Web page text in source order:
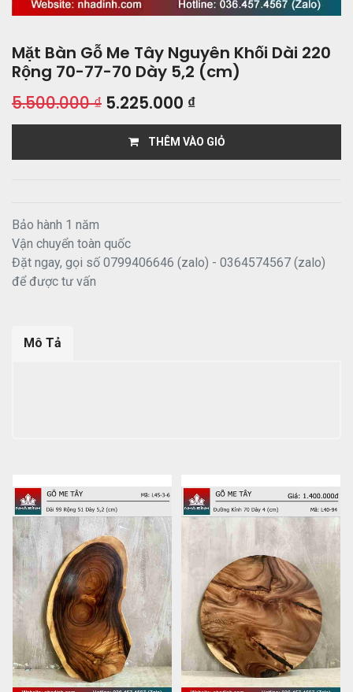
Mặt Bàn Gỗ Me Tây Nguyên Khối Dài 220
Rộng 70-77-70 Dày 5,2 (cm)
5.500.000₫ 5.225.000 ₫
THÊM VÀO GIỎ
Bảo hành 1 năm
Vận chuyển toàn quốc
Đặt ngay, gọi số 0799406646 (zalo) - 0364574567 (zalo)
để được tư vấn
Mô Tả